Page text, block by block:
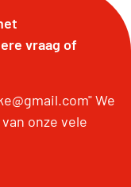
vraag of
We
onze vele